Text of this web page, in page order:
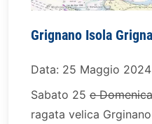
Grignano Isola
Data: 25 Maggio 2024
Sabato 25 e
ragata velica